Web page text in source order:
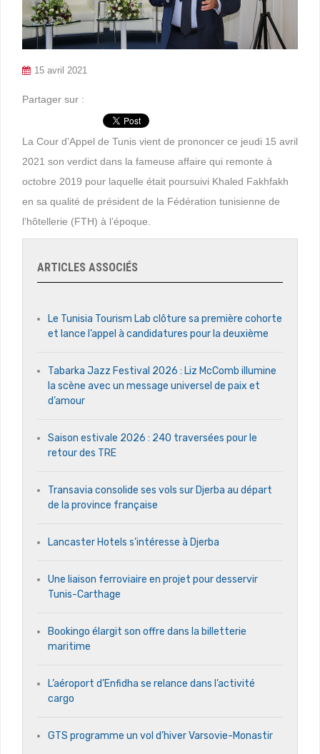
15 avril 2021
Partager sur :
La Cour d’Appel de Tunis vient de prononcer ce jeudi 15 avril
2021 son verdict dans la fameuse affaire qui remonte à
octobre 2019 pour laquelle était poursuivi Khaled Fakhfakh
en sa qualité de président de la Fédération tunisienne de
l’hôtellerie (FTH) à l’époque.
ARTICLES ASSOCIÉS
Le Tunisia Tourism Lab clôture sa première cohorte
et lance l’appel à candidatures pour la deuxième
Tabarka Jazz Festival 2026 : Liz McComb illumine
la scène avec un message universel de paix et
d’amour
Saison estivale 2026 : 240 traversées pour le
retour des TRE
Transavia consolide ses vols sur Djerba au départ
de la province française
Lancaster Hotels s’intéresse à Djerba
Une liaison ferroviaire en projet pour desservir
Tunis-Carthage
Bookingo élargit son offre dans la billetterie
maritime
L’aéroport d’Enfidha se relance dans l’activité
cargo
GTS programme un vol d’hiver Varsovie-Monastir